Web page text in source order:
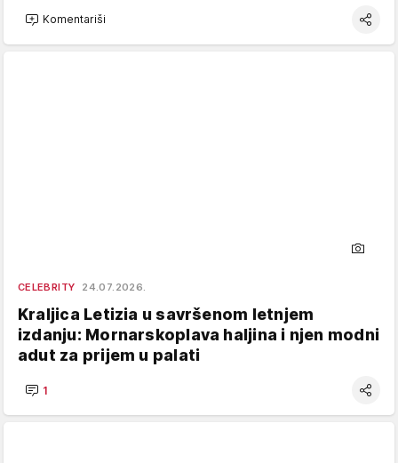
Komentariši
CELEBRITY 24.07.2026.
Kraljica Letizia u savršenom letnjem
izdanju: Mornarskoplava haljina i njen modni
adut za prijem u palati
1